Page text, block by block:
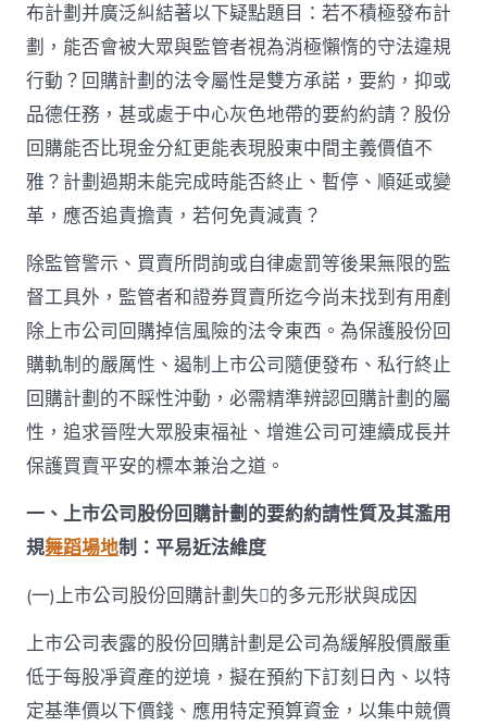
布計劃并廣泛糾結著以下疑點題目：若不積極發布計
劃，能否會被大眾與監管者視為消極懶惰的守法違規
行動？回購計劃的法令屬性是雙方承諾，要約，抑或
品德任務，甚或處于中心灰色地帶的要約約請？股份
回購能否比現金分紅更能表現股東中間主義價值不
雅？計劃過期未能完成時能否終止、暫停、順延或變
革，應否追責擔責，若何免責減責？
除監管警示、買賣所問詢或自律處罰等後果無限的監
督工具外，監管者和證券買賣所迄今尚未找到有用剷
除上市公司回購掉信風險的法令東西。為保護股份回
購軌制的嚴厲性、遏制上市公司隨便發布、私行終止
回購計劃的不睬性沖動，必需精準辨認回購計劃的屬
性，追求晉陞大眾股東福祉、增進公司可連續成長并
保護買賣平安的標本兼治之道。
一、上市公司股份回購計劃的要約約請性質及其濫用
規舞蹈場地制：平易近法維度
(一)上市公司股份回購計劃失的多元形狀與成因
上市公司表露的股份回購計劃是公司為緩解股價嚴重
低于每股凈資產的逆境，擬在預約下訂刻日內、以特
定基準價以下價錢、應用特定預算資金，以集中競價